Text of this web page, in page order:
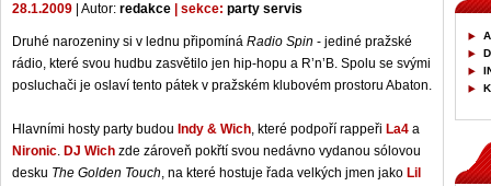
28.1.2009 | Autor: redakce | sekce: party servis
Druhé narozeniny si v lednu připomíná Radio Spin - jediné pražské
rádio, které svou hudbu zasvětilo jen hip-hopu a R’n’B. Spolu se svými
posluchači je oslaví tento pátek v pražském klubovém prostoru Abaton.
Hlavními hosty party budou Indy & Wich , které podpoří rappeři La4 a
Nironic DJ Wich zde zároveň pokřtí svou nedávno vydanou sólovou
desku The Golden Touch , na které hostuje řada velkých jmen jako Lil